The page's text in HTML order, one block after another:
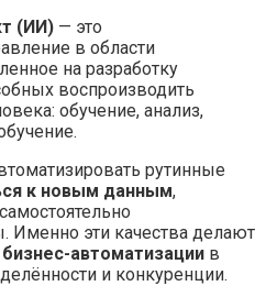
(ИИ) — это
в области
на разработку
воспроизводить
обучение, анализ,
рутинные
к новым данным,
Именно эти качества делают
бизнес-автоматизации в
и конкуренции.